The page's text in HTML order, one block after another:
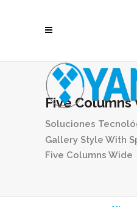
Five Columns
Soluciones
Gallery Style With
Five Columns Wide